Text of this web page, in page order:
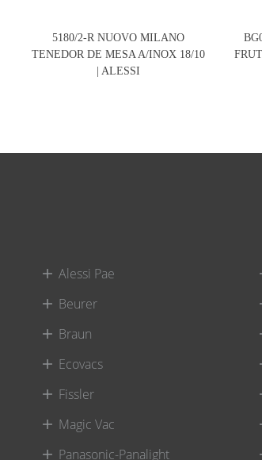
5180/2-R NUOVO MILANO
TENEDOR DE MESA A/INOX 18/10
| ALESSI
Alessi Pae
Beurer
Braun
Ecovacs
Fissler
Magic Vac
Panasonic-Panalight